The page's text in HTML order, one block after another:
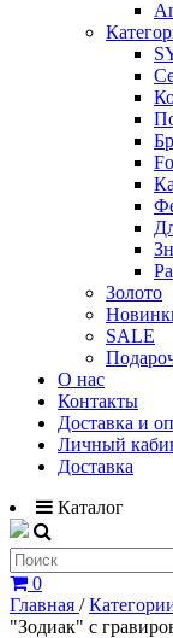
Золото
SALE
О нас
Контакты
Доставка и
Личный
Доставка
Каталог
0
Главная /
"Зодиак" с